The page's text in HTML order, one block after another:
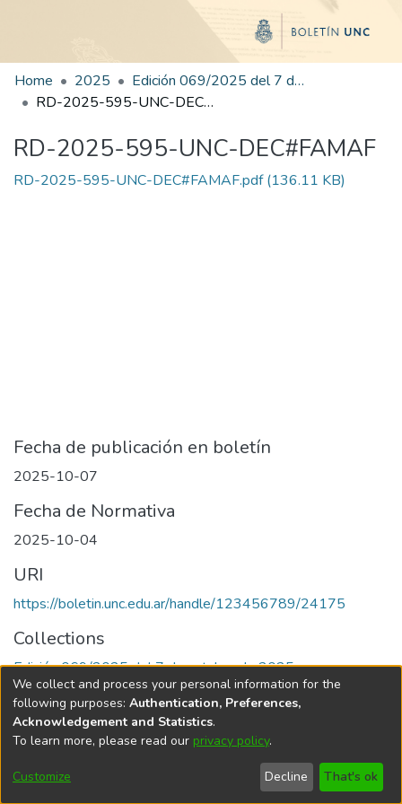
Home 2025
Edición 069/2025 del 7 de octubre de 2025
RD-2025-595-UNC-DEC#FAMAF
RD-2025-595-UNC-DEC#FAMAF
RD-2025-595-UNC-DEC#FAMAF.pdf(136.11 KB)
Fecha de publicación en boletín
2025-10-07
Fecha de Normativa
2025-10-04
URI
https://boletin.unc.edu.ar/handle/123456789/24175
Collections
Edición 069/2025 del 7 de octubre de 2025
Universidad Nacional de Córdoba
We collect and process your personal information for the
following purposes: Authentication, Preferences,
Acknowledgement and Statistics.
To learn more, please read our privacy policy.
Customize Decline That's ok